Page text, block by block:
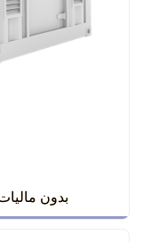
بدون